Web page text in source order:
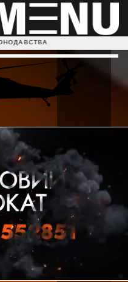
НАДАЄМО ЮРИДИЧНІ